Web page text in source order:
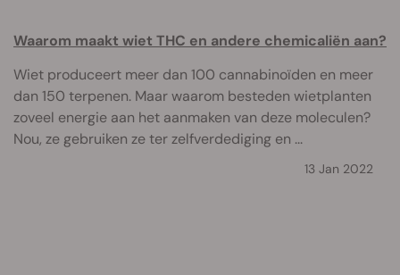
Waarom maakt wiet THC en andere chemicaliën aan?
Wiet produceert meer dan 100 cannabinoïden en meer
dan 150 terpenen. Maar waarom besteden wietplanten
zoveel energie aan het aanmaken van deze moleculen?
Nou, ze gebruiken ze ter zelfverdediging en ...
13 Jan 2022